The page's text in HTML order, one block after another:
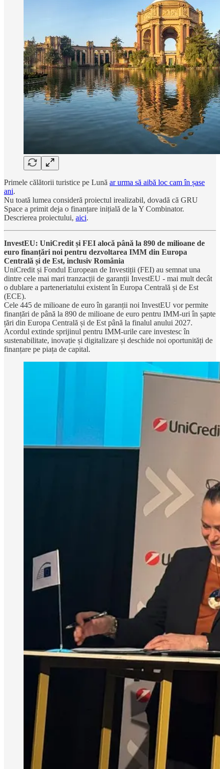
Primele călătorii turistice pe Lună ar urma să aibă loc cam în șase
ani.
Nu toată lumea consideră proiectul irealizabil, dovadă că GRU
Space a primit deja o finanțare inițială de la Y Combinator.
Descrierea proiectului, aici.
InvestEU: UniCredit și FEI alocă până la 890 de milioane de
euro finanțări noi pentru dezvoltarea IMM din Europa
Centrală și de Est, inclusiv România
UniCredit și Fondul European de Investiții (FEI) au semnat una
dintre cele mai mari tranzacții de garanții InvestEU - mai mult decât
o dublare a parteneriatului existent în Europa Centrală și de Est
(ECE).
Cele 445 de milioane de euro în garanții noi InvestEU vor permite
finanțări de până la 890 de milioane de euro pentru IMM-uri în șapte
țări din Europa Centrală și de Est până la finalul anului 2027.
Acordul extinde sprijinul pentru IMM-urile care investesc în
sustenabilitate, inovație și digitalizare și deschide noi oportunități de
finanțare pe piața de capital.